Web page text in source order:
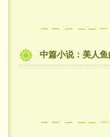
中篇小说：美人